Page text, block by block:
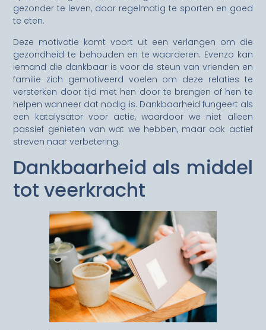
gezonder te leven, door regelmatig te sporten en goed
te eten.
Deze motivatie komt voort uit een verlangen om die
gezondheid te behouden en te waarderen. Evenzo kan
iemand die dankbaar is voor de steun van vrienden en
familie zich gemotiveerd voelen om deze relaties te
versterken door tijd met hen door te brengen of hen te
helpen wanneer dat nodig is. Dankbaarheid fungeert als
een katalysator voor actie, waardoor we niet alleen
passief genieten van wat we hebben, maar ook actief
streven naar verbetering.
Dankbaarheid als middel
tot veerkracht